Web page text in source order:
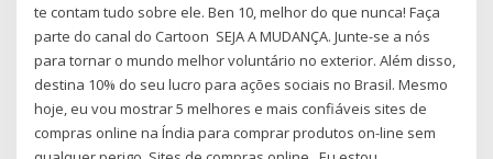
te contam tudo sobre ele. Ben 10, melhor do que nunca! Faça
parte do canal do Cartoon SEJA A MUDANÇA. Junte-se a nós
para tornar o mundo melhor voluntário no exterior. Além disso,
destina 10% do seu lucro para ações sociais no Brasil. Mesmo
hoje, eu vou mostrar 5 melhores e mais confiáveis sites de
compras online na Índia para comprar produtos on-line sem